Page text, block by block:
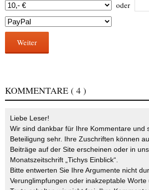
oder
Weiter
KOMMENTARE ( 4 )
Liebe Leser!
Wir sind dankbar für Ihre Kommentare und
Beteiligung sehr. Ihre Zuschriften können
Beiträge auf der Site erscheinen oder in
Monatszeitschrift „Tichys Einblick“.
Bitte entwerten Sie Ihre Argumente nicht
Verunglimpfungen oder inakzeptable Worte